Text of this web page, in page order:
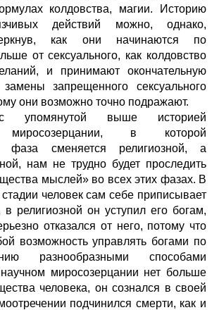
колдовства, магии. Историю
действий можно, однако,
как они начинаются по
от сексуального, как колдовство
и принимают окончательную
запрещенного сексуального
они возможно точно подражают.
упомянутой выше историей
миросозерцании, в которой
фаза сменяется религиозной, а
нам не трудно будет проследить
мыслей» во всех этих фазах. В
человек сам себе приписывает
в религиозной он уступил его богам,
отказался от него, потому что
возможность управлять богами по
разнообразными способами
миросозерцании нет больше
человека, он сознался в своей
подчинился смерти, как и